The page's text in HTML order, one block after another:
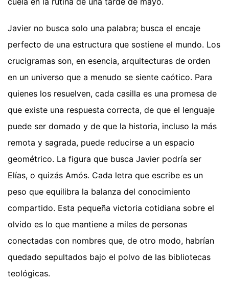
Javier no busca solo una palabra; busca el encaje
perfecto de una estructura que sostiene el mundo. Los
crucigramas son, en esencia, arquitecturas de orden
en un universo que a menudo se siente caótico. Para
quienes los resuelven, cada casilla es una promesa de
que existe una respuesta correcta, de que el lenguaje
puede ser domado y de que la historia, incluso la más
remota y sagrada, puede reducirse a un espacio
geométrico. La figura que busca Javier podría ser
Elías, o quizás Amós. Cada letra que escribe es un
peso que equilibra la balanza del conocimiento
compartido. Esta pequeña victoria cotidiana sobre el
olvido es lo que mantiene a miles de personas
conectadas con nombres que, de otro modo, habrían
quedado sepultados bajo el polvo de las bibliotecas
teológicas.